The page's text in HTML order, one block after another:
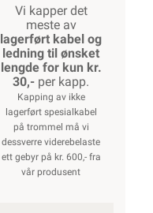
Vi kapper det
meste av
lagerført kabel og
ledning til ønsket
lengde for kun kr.
30,- per kapp.
Kapping av ikke
lagerført spesialkabel
på trommel må vi
dessverre viderebelaste
ett gebyr på kr. 600,- fra
vår produsent